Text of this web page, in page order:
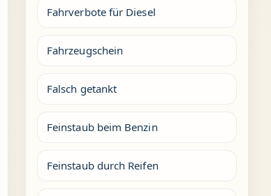
Fahrverbote für Diesel
Fahrzeugschein
Falsch getankt
Feinstaub beim Benzin
Feinstaub durch Reifen